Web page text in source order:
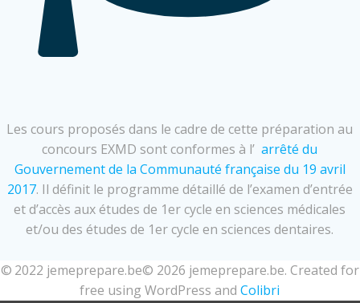
Les cours proposés dans le cadre de cette préparation au
concours EXMD sont conformes à l’ arrêté du
Gouvernement de la Communauté française du 19 avril
2017. Il définit le programme détaillé de l’examen d’entrée
et d’accès aux études de 1er cycle en sciences médicales
et/ou des études de 1er cycle en sciences dentaires.
© 2022 jemeprepare.be© 2026 jemeprepare.be. Created for
free using WordPress andColibri